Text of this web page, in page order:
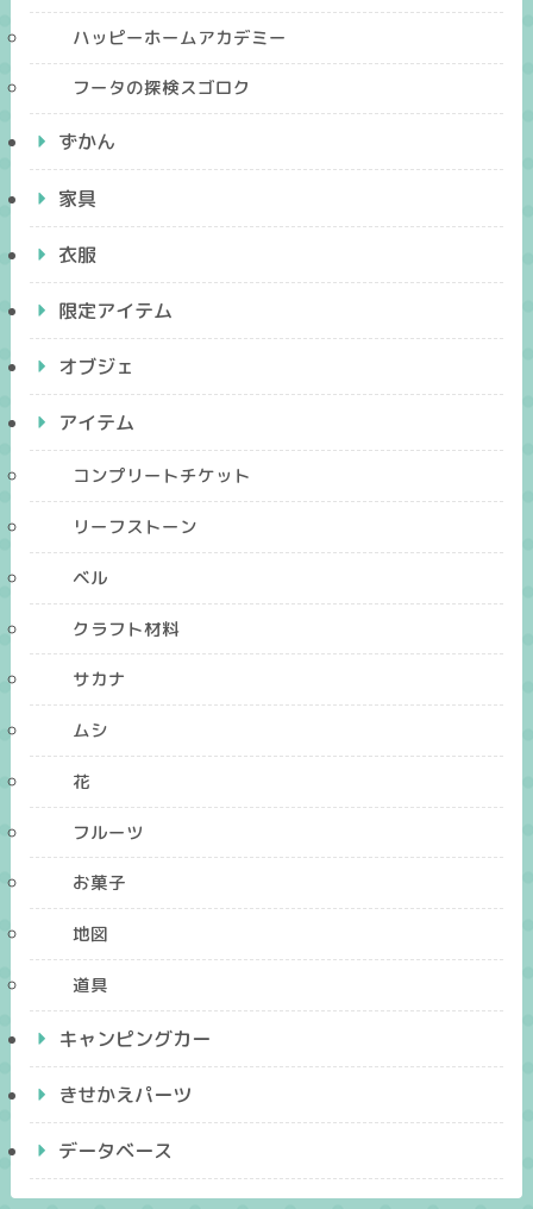
ハッピーホームアカデミー
フータの探検スゴロク
ずかん
家具
衣服
限定アイテム
オブジェ
アイテム
コンプリートチケット
リーフストーン
ベル
クラフト材料
サカナ
ムシ
花
フルーツ
お菓子
地図
道具
キャンピングカー
きせかえパーツ
データベース